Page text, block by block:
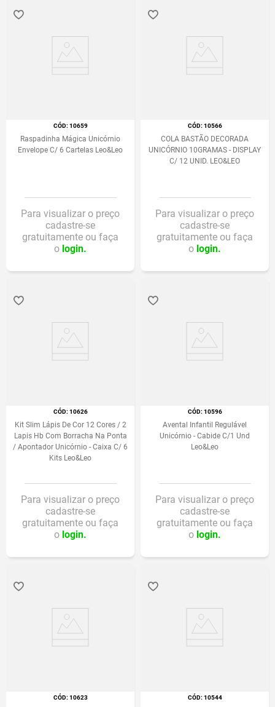
:10659
Raspadinha Mágica Unicórnio
Envelope C/ 6 Cartelas Leo&Leo
Para visualizar o preço
cadastre-se
gratuitamente ou faça
o login.
:10566
COLA BASTÃO DECORADA
UNICÓRNIO 10GRAMAS - DISPLAY
C/ 12 UNID. LEO&LEO
Para visualizar o preço
cadastre-se
gratuitamente ou faça
o login.
:10626
Kit Slim Lápis De Cor 12 Cores / 2
Lapis Hb Com Borracha Na Ponta
/ Apontador Unicórnio - Caixa C/ 6
Kits Leo&Leo
Para visualizar o preço
cadastre-se
gratuitamente ou faça
o login.
:10596
Avental Infantil Regulável
Unicórnio - Cabide C/1 Und
Leo&Leo
Para visualizar o preço
cadastre-se
gratuitamente ou faça
o login.
:10623 :10544